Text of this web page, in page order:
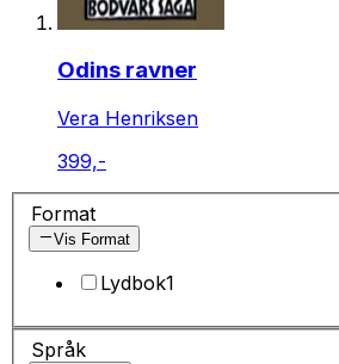
Odins ravner
Vera Henriksen
399,-
Format
Vis Format
Lydbok1
Språk